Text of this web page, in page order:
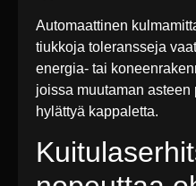
Automaattinen
tiukkoja toleransseja
energia- tai
joissa muutaman
hylättyä kappaletta.